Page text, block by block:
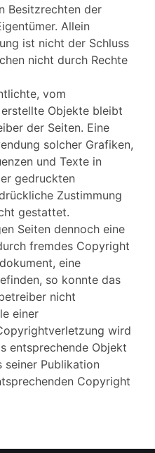
Besitzrechten der
Allein
ist nicht der Schluss
nicht durch Rechte
vom
Objekte bleibt
der Seiten. Eine
solcher Grafiken,
und Texte in
gedruckten
Zustimmung
gestattet.
Seiten dennoch eine
fremdes Copyright
eine
so konnte das
nicht
einer
wird
entsprechende Objekt
seiner Publikation
Copyright